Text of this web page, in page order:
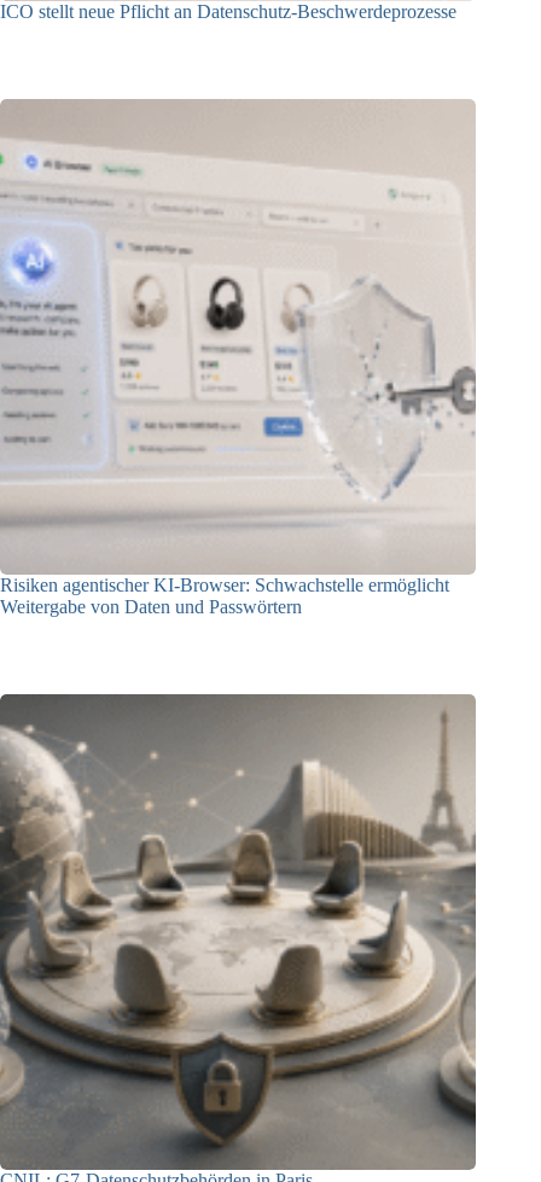
ICO stellt neue Pflicht an Datenschutz-Beschwerdeprozesse
Risiken agentischer KI-Browser: Schwachstelle ermöglicht
Weitergabe von Daten und Passwörtern